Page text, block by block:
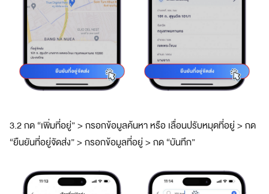
3.2 กด “เพิ่มที่อยู่” > กรอกข้อมูลค้นหา หรือ เลื่อนปรับหมุดที่อยู่ > กด
“ยืนยันที่อยู่จัดส่ง” > กรอกข้อมูลที่อยู่ > กด “บันทึก”